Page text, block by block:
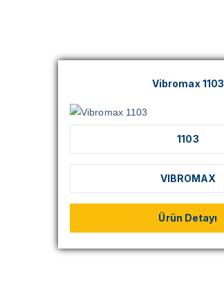
Vibromax 1103
1103
VIBROMAX
Ürün Detayı